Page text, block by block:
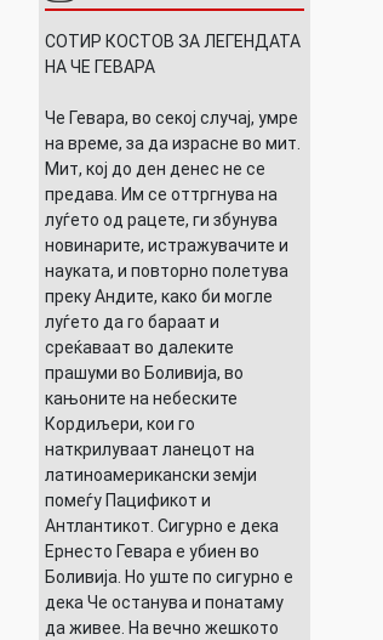
СОТИР КОСТОВ ЗА ЛЕГЕНДАТА
НА ЧЕ ГЕВАРА
Че Гевара, во секој случај, умре
на време, за да израсне во мит.
Мит, кој до ден денес не се
предава. Им се оттргнува на
луѓето од рацете, ги збунува
новинарите, истражувачите и
науката, и повторно полетува
преку Андите, како би могле
луѓето да го бараат и
среќаваат во далеките
прашуми во Боливија, во
кањоните на небеските
Кордиљери, кои го
наткрилуваат ланецот на
латиноамерикански земји
помеѓу Пацификот и
Антлантикот. Сигурно е дека
Ернесто Гевара е убиен во
Боливија. Но уште по сигурно е
дека Че останува и понатаму
да живее. На вечно жешкото